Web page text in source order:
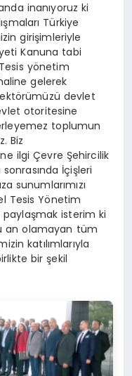
inanıyoruz ki
Türkiye
girişimleriyle
Kanuna tabi
yönetim
gelerek
devlet
otoritesine
toplumun
Biz
ilgi Çevre Şehircilik
sonrasında İçişleri
sunumlarımızı
Tesis Yönetim
isterim ki
an olamayan tüm
katılımlarıyla
bir şekil